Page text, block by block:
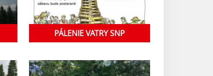
PÁLENIE VATRY SNP